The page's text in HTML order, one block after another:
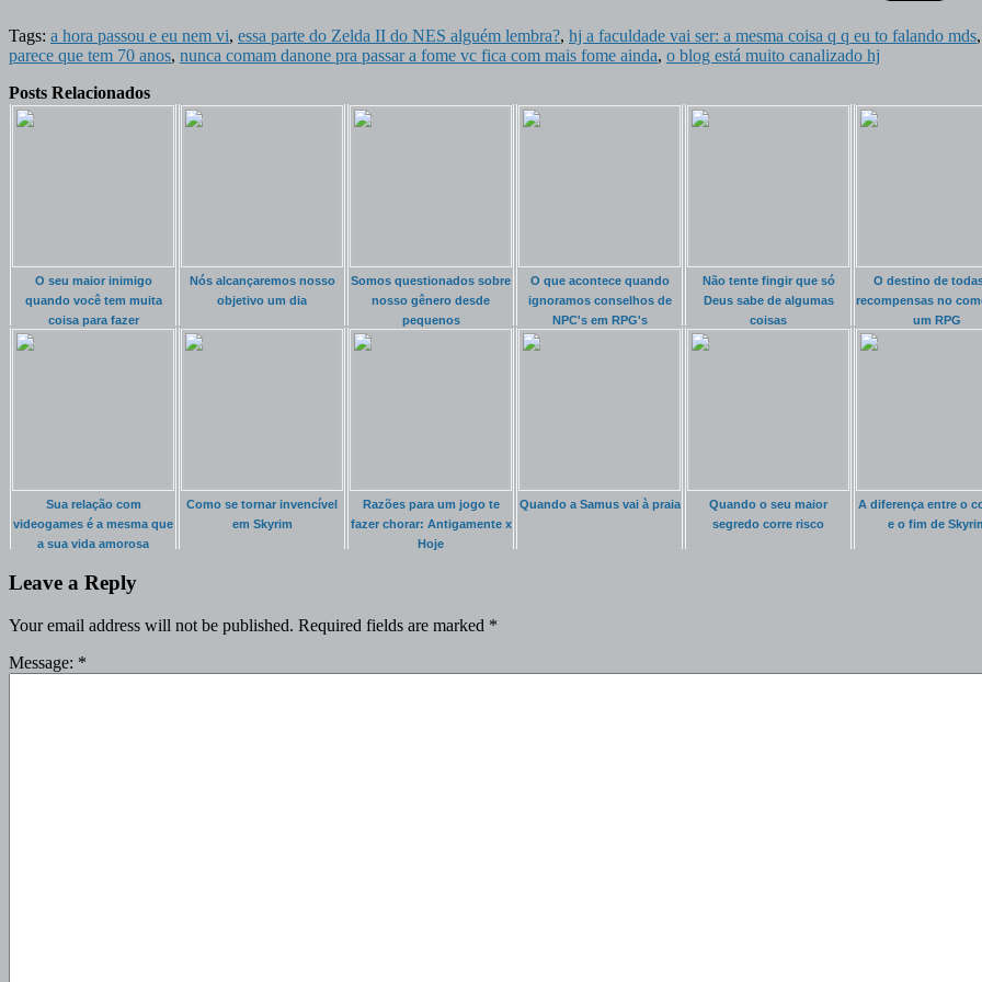
Tags: a hora passou e eu nem vi, essa parte do Zelda II do NES alguém lembra?, hj a faculdade vai ser: a mesma coisa q q eu to falando mds,
parece que tem 70 anos, nunca comam danone pra passar a fome vc fica com mais fome ainda, o blog está muito canalizado hj
Posts Relacionados
O seu maior inimigo
quando você tem muita
coisa para fazer
Nós alcançaremos nosso
objetivo um dia
Somos questionados sobre
nosso gênero desde
pequenos
O que acontece quando
ignoramos conselhos de
NPC's em RPG's
Não tente fingir que só
Deus sabe de algumas
coisas
O destino de
recompensas no
um RPG
Sua relação com
videogames é a mesma que
a sua vida amorosa
Como se tornar invencível
em Skyrim
Razões para um jogo te
fazer chorar: Antigamente x
Hoje
Quando a Samus vai à praia
Quando o seu maior
segredo corre risco
A diferença entre o
e o fim de
Leave a Reply
Your email address will not be published. Required fields are marked *
Message: *